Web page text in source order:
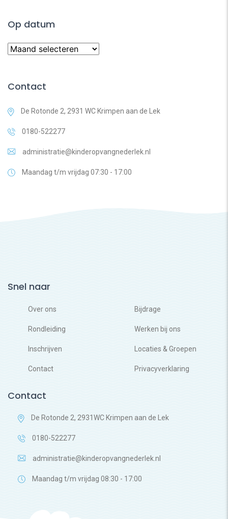
Op datum
Contact
De Rotonde 2, 2931 WC Krimpen aan de Lek
0180-522277
administratie@kinderopvangnederlek.nl
Maandag t/m vrijdag 07:30 - 17:00
Snel naar
Over ons Bijdrage
Rondleiding Werken bij ons
Inschrijven Locaties & Groepen
Contact Privacyverklaring
Contact
De Rotonde 2, 2931WC Krimpen aan de Lek
0180-522277
administratie@kinderopvangnederlek.nl
Maandag t/m vrijdag 08:30 - 17:00